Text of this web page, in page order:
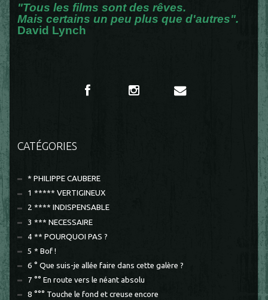
"Tous les films sont des rêves.
Mais certains un peu plus que d'autres".
David Lynch
CATÉGORIES
* PHILIPPE CAUBERE
1 ***** VERTIGINEUX
2 **** INDISPENSABLE
3 *** NECESSAIRE
4 ** POURQUOI PAS ?
5 * Bof !
6 ° Que suis-je allée faire dans cette galère ?
7 °° En route vers le néant absolu
8 °°° Touche le fond et creuse encore